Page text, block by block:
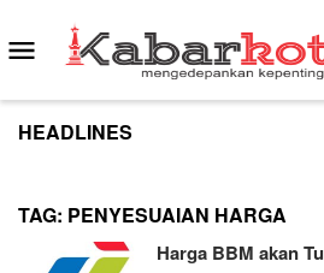
to
content
Mobile
Menu
HEADLINES
TAG: PENYESUAIAN HARGA
Harga BBM akan